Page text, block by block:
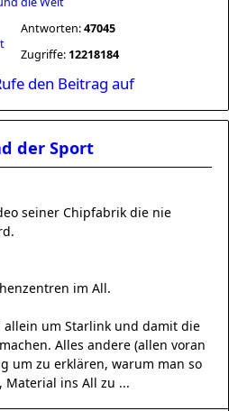
Antworten:47045
Zugriffe: 12218184
den Beitrag auf
der Sport
seiner Chipfabrik die nie
im All.
allein um Starlink und damit die
Alles andere (allen voran
um zu erklären, warum man so
Material ins All zu ...